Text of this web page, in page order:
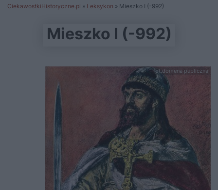
CiekawostkiHistoryczne.pl » Leksykon » Mieszko I (-992)
Mieszko I (-992)
fot.domena publiczna